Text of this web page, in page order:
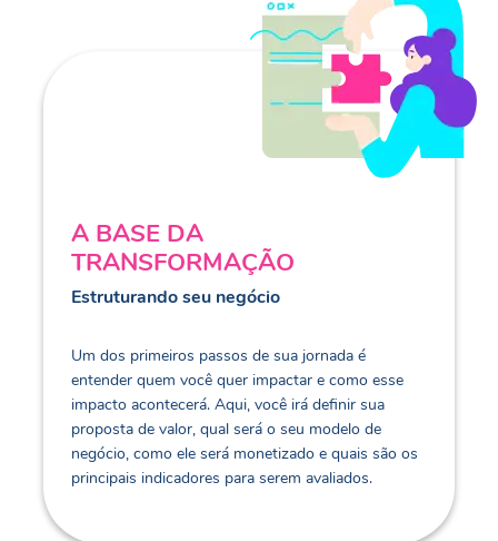
A BASE DA
TRANSFORMAÇÃO
Estruturando seu negócio
Um dos primeiros passos de sua jornada é
entender quem você quer impactar e como esse
impacto acontecerá. Aqui, você irá definir sua
proposta de valor, qual será o seu modelo de
negócio, como ele será monetizado e quais são os
principais indicadores para serem avaliados.